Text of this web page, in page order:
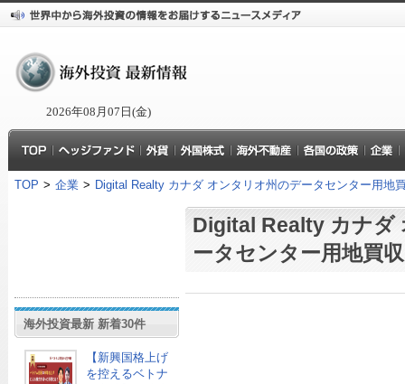
2026年08月07日(金)
TOP > 企業 > Digital Realty カナダ オンタリオ州のデータセンター用地
海外投資最新 新着30件
【新興国格上げ
を控えるベトナ
Digital Realty カナダ
ータセンター用地買収